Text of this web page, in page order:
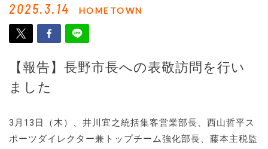
2025.3.14 HOMETOWN
【報告】長野市長への表敬訪問を行い
ました
3月13日（木）、井川宜之統括集客営業部長、西山哲平ス
ポーツダイレクター兼トップチーム強化部長、藤本主税監